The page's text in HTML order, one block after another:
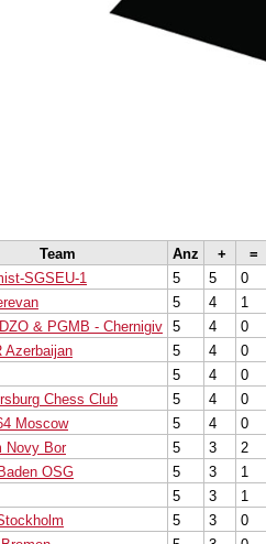
Team Anz + =
SGSEU-1 5 5 0
5 4 1
& PGMB - Chernigiv 5 4 0
Azerbaijan 5 4 0
5 4 0
Chess Club 5 4 0
Moscow 5 4 0
Novy Bor 5 3 2
OSG 5 3 1
5 3 1
5 3 0